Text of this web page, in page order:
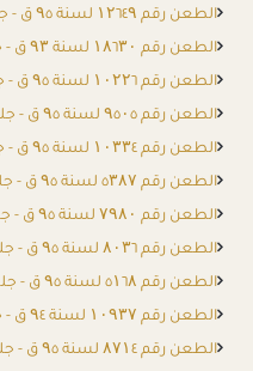
الطعن رقم ۱۲٦٤۹ لسنة ۹٥ ق - جلسة ۲۰۲٥/۱۲/۰۱
الطعن رقم ۱۸٦۳۰ لسنة ۹۳ ق - جلسة ۲۰۲٥/۱۱/۲۷
الطعن رقم ۱۰۲۲٦ لسنة ۹٥ ق - جلسة ۲۰۲٥/۱۱/۲٦
الطعن رقم ۹٥۰٥ لسنة ۹٥ ق - جلسة ۲۰۲٥/۱۱/۲۳
الطعن رقم ۱۰۳۳٤ لسنة ۹٥ ق - جلسة ۲۰۲٥/۱۱/۲۰
الطعن رقم ٥۳۸۷ لسنة ۹٥ ق - جلسة ۲۰۲٥/۱۱/۲۰
الطعن رقم ۷۹۸۰ لسنة ۹٥ ق - جلسة ۲۰۲٥/۱۱/۱۷
الطعن رقم ۸۰۳٦ لسنة ۹٥ ق - جلسة ۲۰۲٥/۱۱/۱۷
الطعن رقم ٥۱٦۸ لسنة ۹٥ ق - جلسة ۲۰۲٥/۱۱/۱۷
الطعن رقم ۱۰۹۳۷ لسنة ۹٤ ق - جلسة ۲۰۲٥/۱۱/۱٦
الطعن رقم ۸۷۱٤ لسنة ۹٥ ق - جلسة ۲۰۲٥/۱۱/۱۳